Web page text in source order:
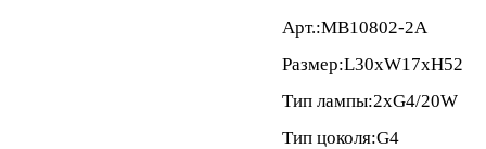
Арт.:MB10802-2A
Размер:L30xW17xH52
Тип лампы:2xG4/20W
Тип цоколя:G4